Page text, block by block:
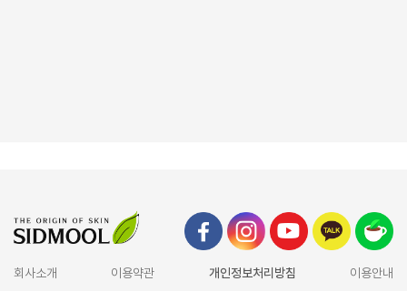
회사소개 이용약관 개인정보처리방침
이용안내